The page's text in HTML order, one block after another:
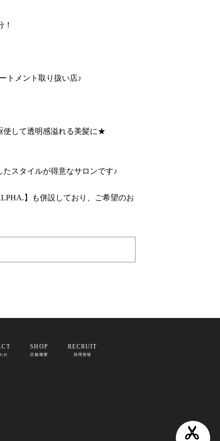
トメント取り扱い店♪
使して透明感溢れる美髪に★
スタイルが得意なサロンです♪
】も併設しており、ご希望のお

せ
SHOP
店舗概要
RECRUIT
採用情報